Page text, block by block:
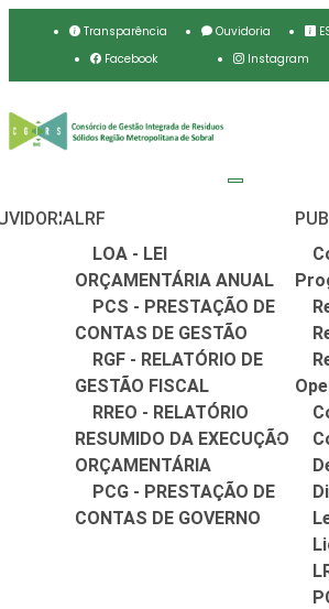
Transparência Ouvidoria
Facebook
Instagram
LRF
LOA - LEI
ORÇAMENTÁRIA ANUAL
PCS - PRESTAÇÃO DE
CONTAS DE GESTÃO
RGF - RELATÓRIO DE
GESTÃO FISCAL
RREO - RELATÓRIO
RESUMIDO DA EXECUÇÃO
ORÇAMENTÁRIA
PCG - PRESTAÇÃO DE
CONTAS DE GOVERNO